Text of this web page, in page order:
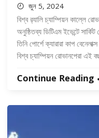
জুন 5, 2024
বিশ্ব র‍্যালি চ্যাম্পিয়ন কাল্লে
অনুষ্ঠিতব্য ডিটিএম ইভেন্টে
তিনি পোর্শে ক্যারারা কাপ
বিশ্ব চ্যাম্পিয়ন রোভানপেরা এই
Continue Reading